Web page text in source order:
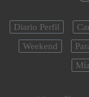
Diario Perfil
Weekend
Mía